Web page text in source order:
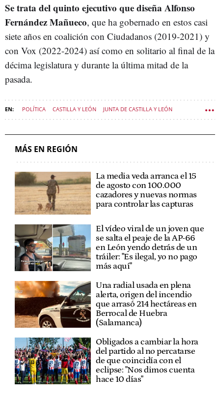
Se trata del quinto ejecutivo que diseña Alfonso
Fernández Mañueco, que ha gobernado en estos casi
siete años en coalición con Ciudadanos (2019-2021) y
con Vox (2022-2024) así como en solitario al final de la
décima legislatura y durante la última mitad de la
pasada.
POLÍTICA CASTILLA Y LEÓN JUNTA DE CASTILLA Y LEÓN
MÁS EN REGIÓN
La media veda arranca el 15
de agosto con 100.000
cazadores y nuevas normas
para controlar las capturas
El vídeo viral de un joven que
se salta el peaje de la AP-66
en León yendo detrás de un
tráiler: "Es ilegal, yo no pago
más aquí"
Una radial usada en plena
alerta, origen del incendio
que arrasó 214 hectáreas en
Berrocal de Huebra
(Salamanca)
Obligados a cambiar la hora
del partido al no percatarse
de que coincidía con el
eclipse: "Nos dimos cuenta
hace 10 días"